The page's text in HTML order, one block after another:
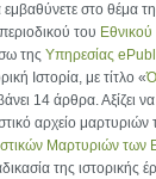
στο θέμα
του
της Υπηρεσίας
Ιστορία, με τίτλο «
14 άρθρα. Αξίζει
αρχείο
Μαρτυριών των
της ιστορικής